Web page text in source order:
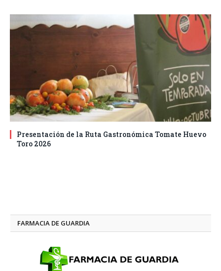
Presentación de la Ruta Gastronómica Tomate Huevo
Toro 2026
FARMACIA DE GUARDIA